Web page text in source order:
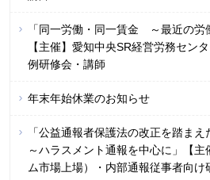
「同一労働・同一賃金 ～最近の労
【主催】愛知中央SR経営労務セン
例研修会・講師
年末年始休業のお知らせ
「公益通報者保護法の改正を踏ま
～ハラスメント通報を中心に」【
ム市場上場）・内部通報従事者向け